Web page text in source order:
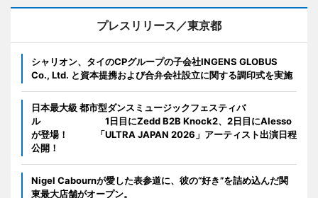
プレスリリース／東京都
シャリオン、タイのCPグループの子会社INGENS GLOBUS
Co., Ltd. と資本提携および合弁会社設立に関する調印式を実施
日本最大級 都市型ダンスミュージックフェスティバ
ル 1日目にZedd B2B Knock2、2日目にAlesso
が登場！ 「ULTRA JAPAN 2026」アーティスト出演日程
公開！
Nigel Cabournが愛した表参道に、彼の“好き”を詰め込んだ関
東最大店舗がオープン。